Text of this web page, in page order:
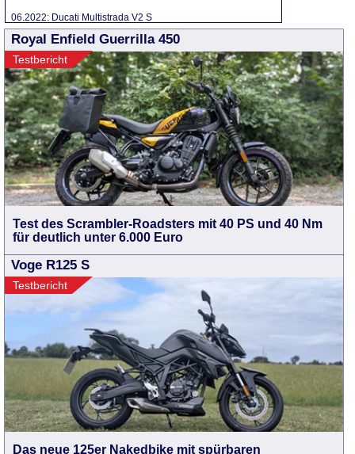
06.2022: Ducati Multistrada V2 S
Royal Enfield Guerrilla 450
Testbericht
Test des Scrambler-Roadsters mit 40 PS und 40 Nm
für deutlich unter 6.000 Euro
Voge R125 S
Testbericht
Das neue 125er Nakedbike mit spürbaren